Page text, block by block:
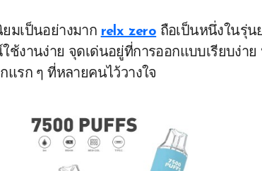
มเป็นอย่างมาก relx zero ถือเป็นหนึ่งในรุ่
งานง่าย จุดเด่นอยู่ที่การออกแบบเรียบง่า
แรก ๆ ที่หลายคนไว้วางใจ